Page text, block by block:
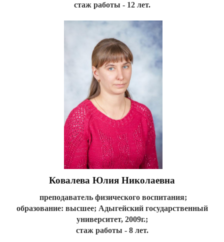
стаж работы - 12 лет.
Ковалева Юлия Николаевна
преподаватель физического воспитания;
образование: высшее; Адыгейский государственный
университет, 2009г.;
стаж работы - 8 лет.